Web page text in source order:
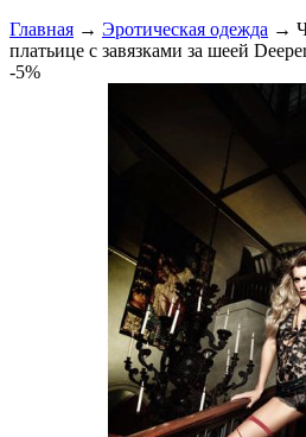
Главная → Эротическая одежда →
платьице с завязками за шеей
-5%